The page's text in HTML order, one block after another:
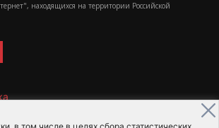
в том числе в целях сбора статистических
находящихся на территории Российской